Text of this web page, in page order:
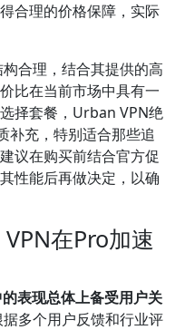
合理的价格保障，实际
合理，结合其提供的高
比在当前市场中具有一
择套餐，Urban VPN绝
补充，特别适合那些追
议在购买前结合官方促
性能后再做决定，以确
在Pro加速
表现总体上备受用户关
据多个用户反馈和行业评